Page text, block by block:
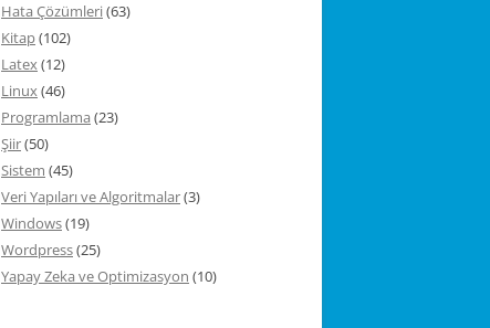
Hata Çözümleri(63)
Kitap(102)
Latex(12)
Linux(46)
Programlama (23)
Şiir(50)
Sistem (45)
Veri Yapıları ve Algoritmalar(3)
Windows(19)
Wordpress(25)
Yapay Zeka ve Optimizasyon (10)